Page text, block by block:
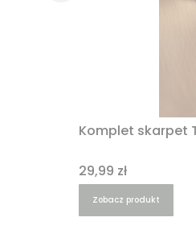
Komplet skarpet
Cena
29,99 zł
Zobacz produkt